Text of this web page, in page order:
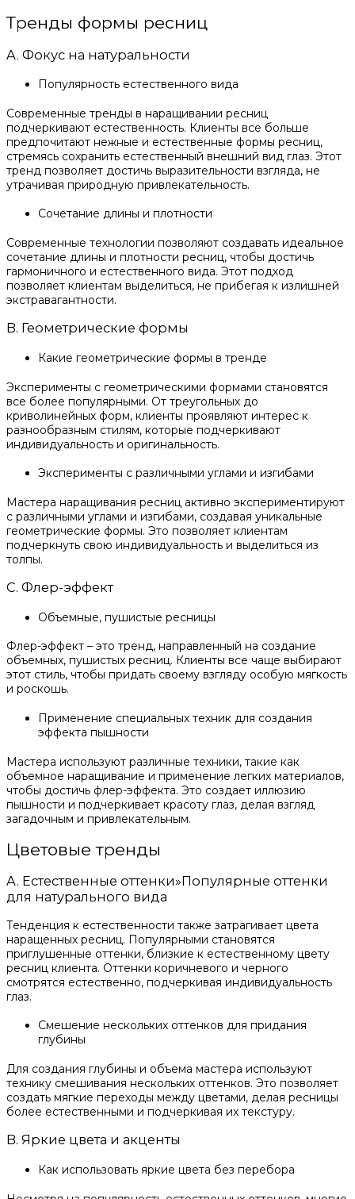
Тренды формы ресниц
A. Фокус на натуральности
Популярность естественного вида
Современные тренды в наращивании ресниц
подчеркивают естественность. Клиенты все больше
предпочитают нежные и естественные формы ресниц,
стремясь сохранить естественный внешний вид глаз. Этот
тренд позволяет достичь выразительности взгляда, не
утрачивая природную привлекательность.
Сочетание длины и плотности
Современные технологии позволяют создавать идеальное
сочетание длины и плотности ресниц, чтобы достичь
гармоничного и естественного вида. Этот подход
позволяет клиентам выделиться, не прибегая к излишней
экстравагантности.
B. Геометрические формы
Какие геометрические формы в тренде
Эксперименты с геометрическими формами становятся
все более популярными. От треугольных до
криволинейных форм, клиенты проявляют интерес к
разнообразным стилям, которые подчеркивают
индивидуальность и оригинальность.
Эксперименты с различными углами и изгибами
Мастера наращивания ресниц активно экспериментируют
с различными углами и изгибами, создавая уникальные
геометрические формы. Это позволяет клиентам
подчеркнуть свою индивидуальность и выделиться из
толпы.
C. Флер-эффект
Объемные, пушистые ресницы
Флер-эффект – это тренд, направленный на создание
объемных, пушистых ресниц. Клиенты все чаще выбирают
этот стиль, чтобы придать своему взгляду особую мягкость
и роскошь.
Применение специальных техник для создания
эффекта пышности
Мастера используют различные техники, такие как
объемное наращивание и применение легких материалов,
чтобы достичь флер-эффекта. Это создает иллюзию
пышности и подчеркивает красоту глаз, делая взгляд
загадочным и привлекательным.
Цветовые тренды
A. Естественные оттенки»Популярные оттенки
для натурального вида
Тенденция к естественности также затрагивает цвета
наращенных ресниц. Популярными становятся
приглушенные оттенки, близкие к естественному цвету
ресниц клиента. Оттенки коричневого и черного
смотрятся естественно, подчеркивая индивидуальность
глаз.
Смешение нескольких оттенков для придания
глубины
Для создания глубины и объема мастера используют
технику смешивания нескольких оттенков. Это позволяет
создать мягкие переходы между цветами, делая ресницы
более естественными и подчеркивая их текстуру.
B. Яркие цвета и акценты
Как использовать яркие цвета без перебора